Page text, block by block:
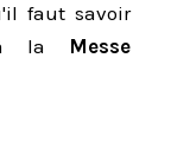
faut savoir
à la
Messe